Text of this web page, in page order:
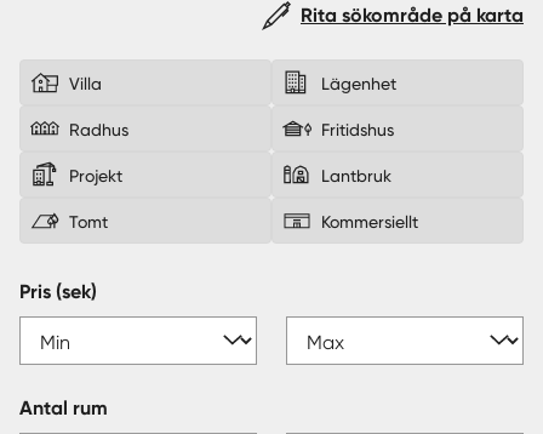
Rita sökområde på karta
Villa Lägenhet
Radhus Fritidshus
Projekt Lantbruk
Tomt Kommersiellt
Pris (sek)
Antal rum